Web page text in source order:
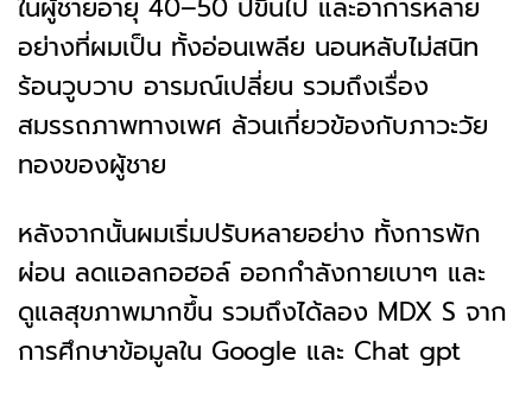
ในผู้ชายอายุ 40–50 ปีขึ้นไป และอาการหลาย
อย่างที่ผมเป็น ทั้งอ่อนเพลีย นอนหลับไม่สนิท
ร้อนวูบวาบ อารมณ์เปลี่ยน รวมถึงเรื่อง
สมรรถภาพทางเพศ ล้วนเกี่ยวข้องกับภาวะวัย
ทองของผู้ชาย
หลังจากนั้นผมเริ่มปรับหลายอย่าง ทั้งการพัก
ผ่อน ลดแอลกอฮอล์ ออกกำลังกายเบาๆ และ
ดูแลสุขภาพมากขึ้น รวมถึงได้ลอง MDX S จาก
การศึกษาข้อมูลใน Google และ Chat gpt